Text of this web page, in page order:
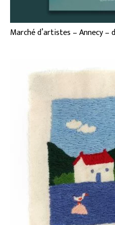
Marché d’artistes – Annecy –